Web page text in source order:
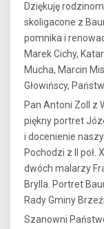
Dziękuję
skoligacone z
pomnika i
Marek Cichy,
Mucha, Marcin
Głowińscy,
Pan Antoni Zoll z
piękny portret
i docenienie
Pochodzi z II poł.
dwóch malarzy
Brylla. Portret
Rady Gminy
Szanowni